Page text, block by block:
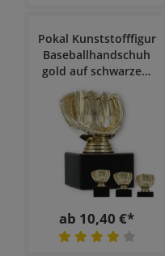
Pokal Kunststofffigur
Baseballhandschuh
gold auf schwarzem
Marmorsockel
ab 10,40 €*